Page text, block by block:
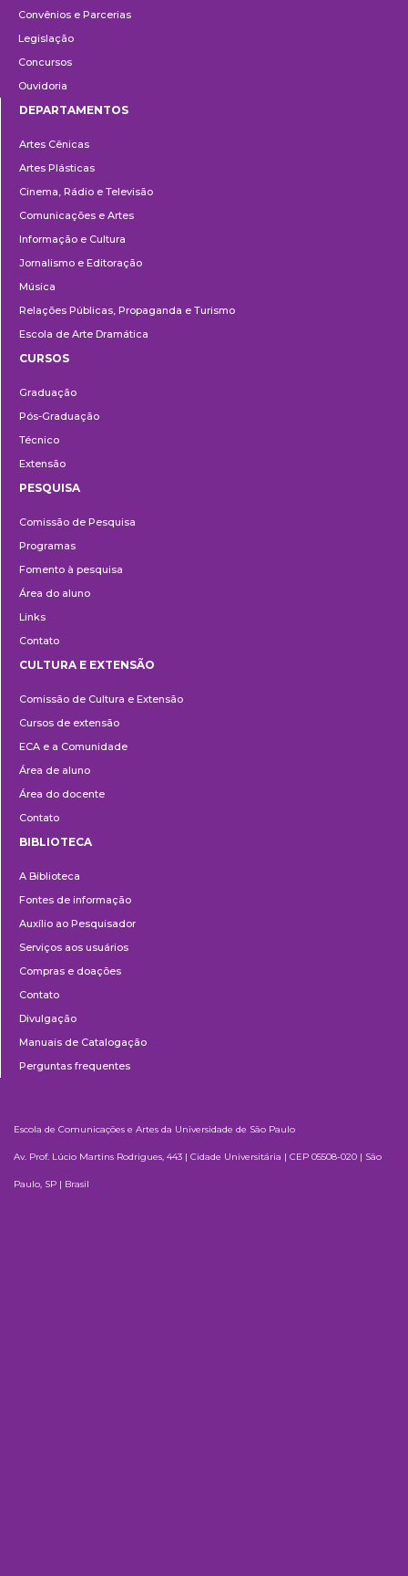
Convênios e Parcerias
Legislação
Concursos
Ouvidoria
DEPARTAMENTOS
Artes Cênicas
Artes Plásticas
Cinema, Rádio e Televisão
Comunicações e Artes
Informação e Cultura
Jornalismo e Editoração
Música
Relações Públicas, Propaganda e Turismo
Escola de Arte Dramática
CURSOS
Graduação
Pós-Graduação
Técnico
Extensão
PESQUISA
Comissão de Pesquisa
Programas
Fomento à pesquisa
Área do aluno
Links
Contato
e
Extensão
CULTURA E EXTENSÃO
Comissão de Cultura e Extensão
Cursos de extensão
ECA e a Comunidade
Área de aluno
Área do docente
Contato
BIBLIOTECA
A Biblioteca
Fontes de informação
Auxílio ao Pesquisador
Serviços aos usuários
Compras e doações
Contato
Divulgação
Manuais de Catalogação
Perguntas frequentes
Escola de Comunicações e Artes da Universidade de São Paulo
Av. Prof. Lúcio Martins Rodrigues, 443 | Cidade Universitária | CEP 05508-020 | São
Paulo, SP | Brasil